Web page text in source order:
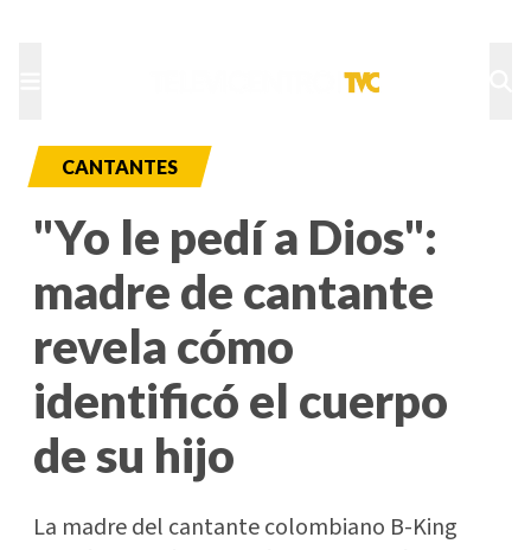
CANTANTES
"Yo le pedí a Dios":
madre de cantante
revela cómo
identificó el cuerpo
de su hijo
La madre del cantante colombiano B-King